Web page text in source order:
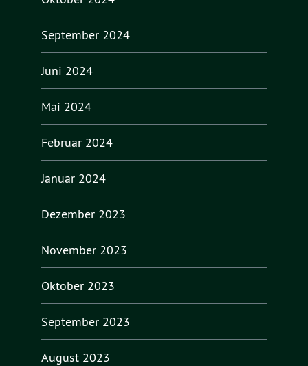
September 2024
Juni 2024
Mai 2024
Februar 2024
Januar 2024
Dezember 2023
November 2023
Oktober 2023
September 2023
August 2023